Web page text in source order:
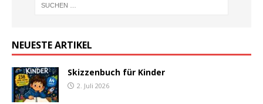
NEUESTE ARTIKEL
Skizzenbuch für Kinder
2. Juli 2026